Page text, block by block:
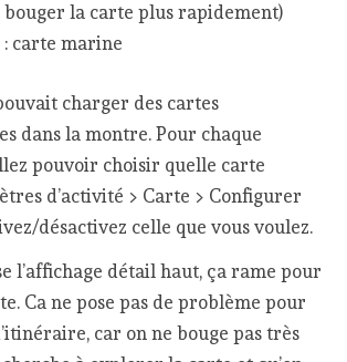
la carte plus rapidement)
carte marine
charger des cartes
dans la montre. Pour chaque
pouvoir choisir quelle carte
d’activité > Carte > Configurer
désactivez celle que vous voulez.
l’affichage détail haut, ça rame pour
Ca ne pose pas de problème pour
car on ne bouge pas très